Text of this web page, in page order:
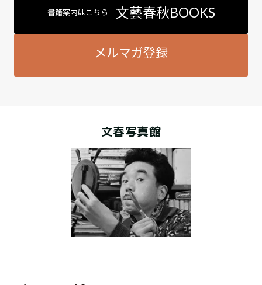
書籍案内はこちら 文藝春秋BOOKS
メルマガ登録
文春写真館